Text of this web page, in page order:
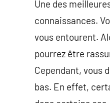
Une des
connaissances.
vous entourent.
pourrez être
Cependant, vous
bas. En effet,